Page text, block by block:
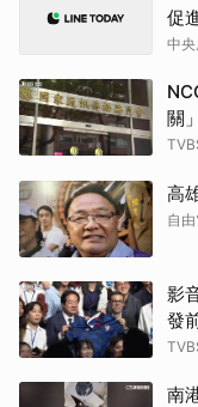
促
中
關」
高
自
影
發
南